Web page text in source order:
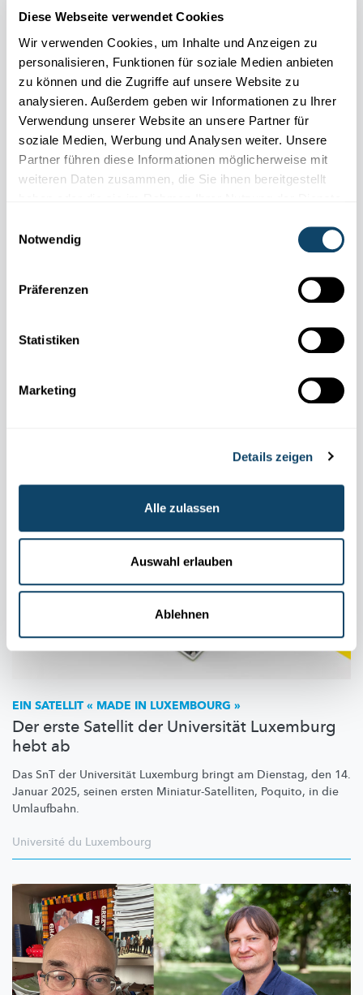
Diese Webseite verwendet Cookies
Wir verwenden Cookies, um Inhalte und Anzeigen zu
personalisieren, Funktionen für soziale Medien anbieten
zu können und die Zugriffe auf unsere Website zu
analysieren. Außerdem geben wir Informationen zu Ihrer
Verwendung unserer Website an unsere Partner für
soziale Medien, Werbung und Analysen weiter. Unsere
Partner führen diese Informationen möglicherweise mit
weiteren Daten zusammen, die Sie ihnen bereitgestellt
Notwendig
Präferenzen
Statistiken
Marketing
Details zeigen
Alle zulassen
Auswahl erlauben
Ablehnen
unbedingt teilnehmen soll.
Quantencomputer: Sind unsere Passwörter
dann noch sicher?
aber die Uhr tickt. Wie
Forschende, Regierungen und Unternehmen sensible Daten vor
EIN SATELLIT « MADE IN LUXEMBOURG »
Der erste Satellit der Universität Luxemburg
hebt ab
Das SnT der Universität Luxemburg bringt am Dienstag, den 14.
Januar 2025, seinen ersten Miniatur-Satelliten, Poquito, in die
Umlaufbahn.
Université du Luxembourg